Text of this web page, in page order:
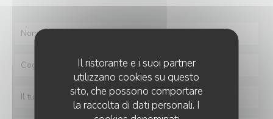
Il ristorante e i suoi partner
utilizzano cookies su questo
sito, che possono comportare
la raccolta di dati personali. I